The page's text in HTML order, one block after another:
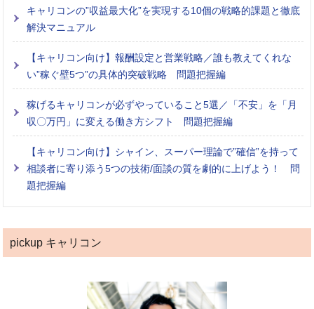
キャリコンの”収益最大化”を実現する10個の戦略的課題と徹底
解決マニュアル
【キャリコン向け】報酬設定と営業戦略／誰も教えてくれな
い”稼ぐ壁5つ”の具体的突破戦略 問題把握編
稼げるキャリコンが必ずやっていること5選／「不安」を「月
収〇万円」に変える働き方シフト 問題把握編
【キャリコン向け】シャイン、スーパー理論で”確信”を持って
相談者に寄り添う5つの技術/面談の質を劇的に上げよう！ 問
題把握編
pickup キャリコン